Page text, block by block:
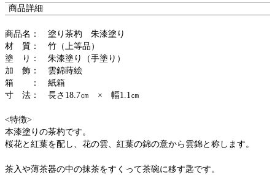
商品詳細
商品名： 塗り茶杓 朱漆塗り
材 質： 竹（上等品）
塗 り： 朱漆塗り（手塗り）
加 飾： 雲錦蒔絵
箱 ： 紙箱
寸 法： 長さ18.7㎝ × 幅1.1㎝
<特徴>
本漆塗りの茶杓です。
桜花と紅葉を配し、花の雲、紅葉の錦の意から雲錦と称します。
茶入や薄茶器の中の抹茶をすくって茶碗に移す匙です。